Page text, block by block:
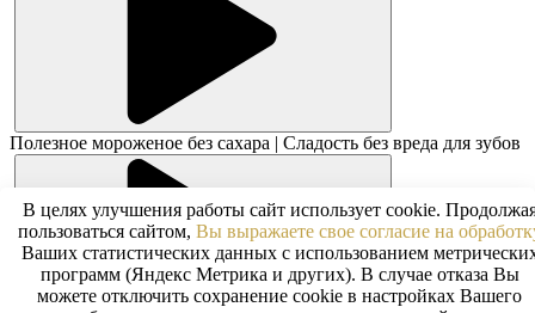
Полезное мороженое без сахара | Сладость без вреда для зубов
В целях улучшения работы сайт использует cookie.
пользоваться сайтом, Вы выражаете свое согласие на
Ваших статистических данных с использованием
программ (Яндекс Метрика и других). В случае отказа Вы
можете отключить сохранение cookie в настройках Вашего